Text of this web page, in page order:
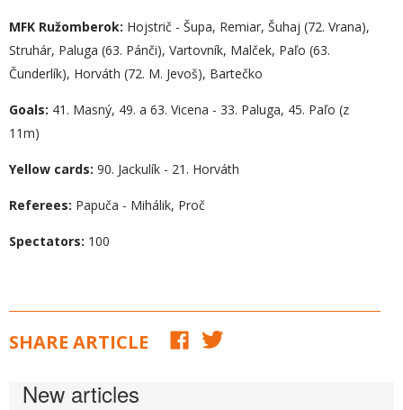
MFK Ružomberok: Hojstrič - Šupa, Remiar, Šuhaj (72. Vrana),
Struhár, Paluga (63. Pánči), Vartovník, Malček, Paľo (63.
Čunderlík), Horváth (72. M. Jevoš), Bartečko
Goals: 41. Masný, 49. a 63. Vicena - 33. Paluga, 45. Paľo (z
11m)
Yellow cards: 90. Jackulík - 21. Horváth
Referees: Papuča - Mihálik, Proč
Spectators: 100
SHARE ARTICLE
New articles